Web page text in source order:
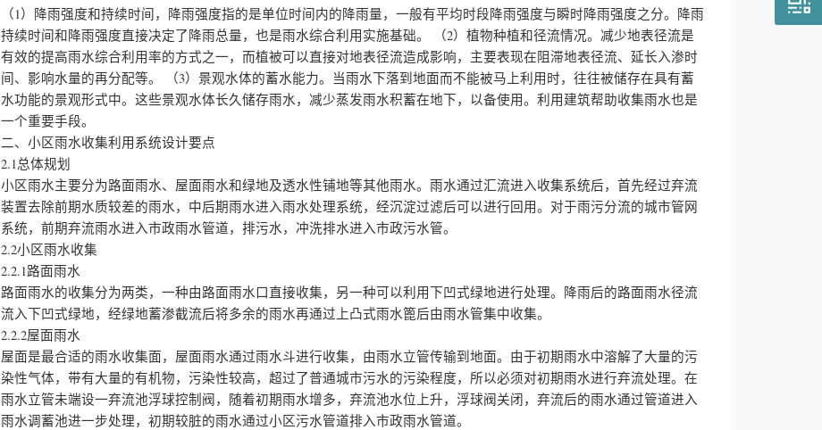
（1）降雨强度和持续时间，降雨强度指的是单位时间内的降雨量，一般有平均时段降雨强度与瞬时降雨强度之分。降雨
持续时间和降雨强度直接决定了降雨总量，也是雨水综合利用实施基础。
（2）植物种植和径流情况。减少地表径流是
有效的提高雨水综合利用率的方式之一，而植被可以直接对地表径流造成影响，主要表现在阻滞地表径流、延长入渗时
间、影响水量的再分配等。
（3）景观水体的蓄水能力。当雨水下落到地面而不能被马上利用时，往往被储存在具有蓄
水功能的景观形式中。这些景观水体长久储存雨水，减少蒸发雨水积蓄在地下，以备使用。利用建筑帮助收集雨水也是
一个重要手段。
二、小区雨水收集利用系统设计要点
2.1总体规划
小区雨水主要分为路面雨水、屋面雨水和绿地及透水性铺地等其他雨水。雨水通过汇流进入收集系统后，首先经过弃流
装置去除前期水质较差的雨水，中后期雨水进入雨水处理系统，经沉淀过滤后可以进行回用。对于雨污分流的城市管网
系统，前期弃流雨水进入市政雨水管道，排污水，冲洗排水进入市政污水管。
2.2小区雨水收集
2.2.1路面雨水
路面雨水的收集分为两类，一种由路面雨水口直接收集，另一种可以利用下凹式绿地进行处理。降雨后的路面雨水径流
流入下凹式绿地，经绿地蓄渗截流后将多余的雨水再通过上凸式雨水篦后由雨水管集中收集。
2.2.2屋面雨水
屋面是最合适的雨水收集面，屋面雨水通过雨水斗进行收集，由雨水立管传输到地面。由于初期雨水中溶解了大量的污
染性气体，带有大量的有机物，污染性较高，超过了普通城市污水的污染程度，所以必须对初期雨水进行弃流处理。在
雨水立管未端设一弃流池浮球控制阀，随着初期雨水增多，弃流池水位上升，浮球阀关闭，弃流后的雨水通过管道进入
雨水调蓄池进一步处理，初期较脏的雨水通过小区污水管道排入市政雨水管道。